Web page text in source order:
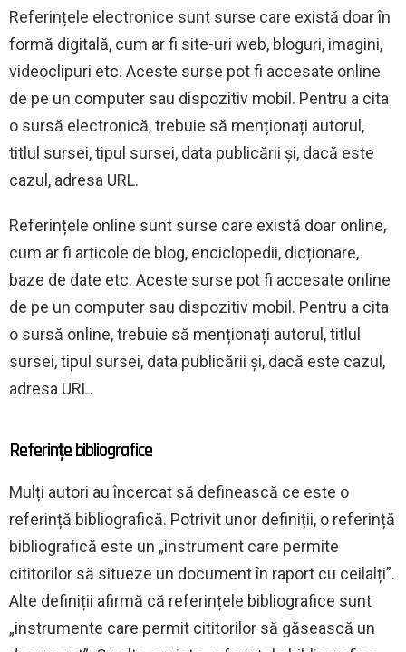
Referințele electronice sunt surse care există doar în
formă digitală, cum ar fi site-uri web, bloguri, imagini,
videoclipuri etc. Aceste surse pot fi accesate online
de pe un computer sau dispozitiv mobil. Pentru a cita
o sursă electronică, trebuie să menționați autorul,
titlul sursei, tipul sursei, data publicării și, dacă este
cazul, adresa URL.
Referințele online sunt surse care există doar online,
cum ar fi articole de blog, enciclopedii, dicționare,
baze de date etc. Aceste surse pot fi accesate online
de pe un computer sau dispozitiv mobil. Pentru a cita
o sursă online, trebuie să menționați autorul, titlul
sursei, tipul sursei, data publicării și, dacă este cazul,
adresa URL.
Referințe bibliografice
Mulți autori au încercat să definească ce este o
referință bibliografică. Potrivit unor definiții, o referință
bibliografică este un „instrument care permite
cititorilor să situeze un document în raport cu ceilalți”.
Alte definiții afirmă că referințele bibliografice sunt
„instrumente care permit cititorilor să găsească un